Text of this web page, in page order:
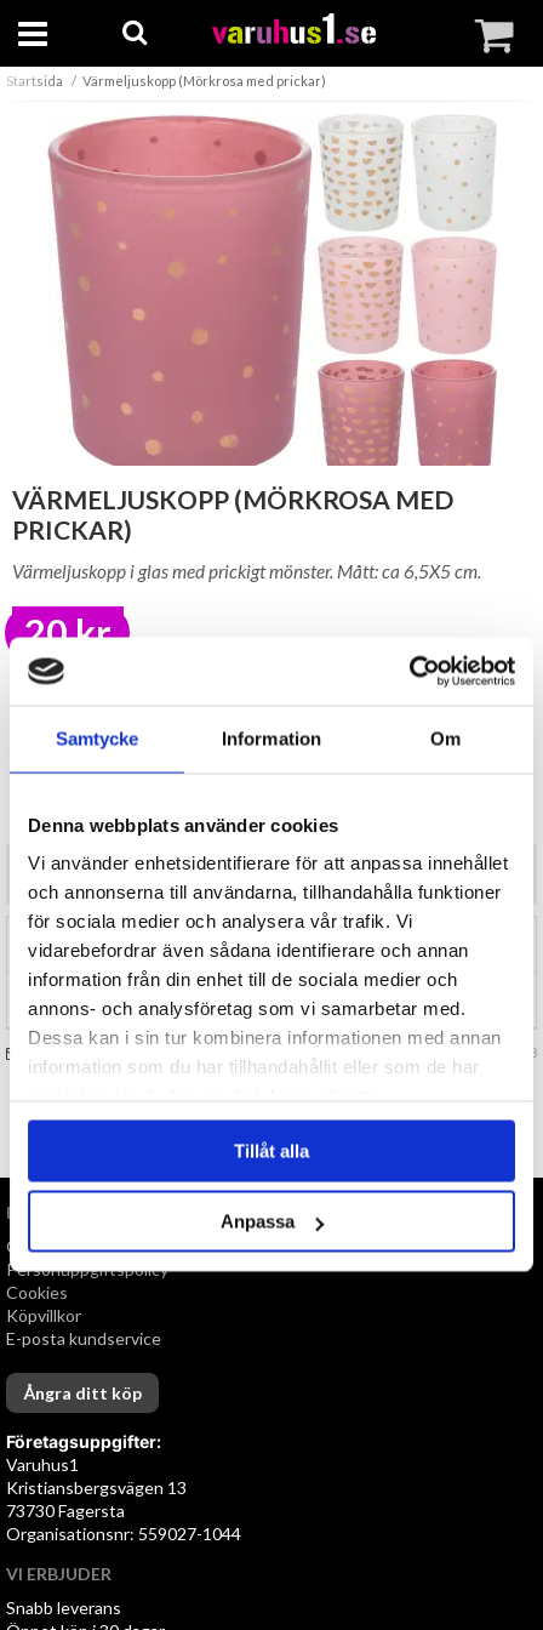
Samtycke Information Om
Denna webbplats använder cookies
Vi använder enhetsidentifierare för att anpassa innehållet
och annonserna till användarna, tillhandahålla funktioner
för sociala medier och analysera vår trafik. Vi
vidarebefordrar även sådana identifierare och annan
information från din enhet till de sociala medier och
annons- och analysföretag som vi samarbetar med.
Dessa kan i sin tur kombinera informationen med annan
information som du har tillhandahållit eller som de har
Tillåt alla
Anpassa
Startsida Värmeljuskopp (Mörkrosa med prickar)
VÄRMELJUSKOPP (MÖRKROSA MED
PRICKAR)
Värmeljuskopp i glas med prickigt mönster. Mått: ca 6,5X5 cm.
20 kr
ÖPPET KÖP I 30 DAGAR
BEVAKA
Preliminärt åter i lager: Okänt
Värmeljuskopp i glas med prickigt mönster. Mått: ca 6,5X5 cm.
RECENSIONER (0)
TIPSA
Art. nr 133818
INFORMATION
Om oss
Personuppgiftspolicy
Cookies
Köpvillkor
E-posta kundservice
Ångra ditt köp
Företagsuppgifter:
Varuhus1
Kristiansbergsvägen 13
73730 Fagersta
Organisationsnr: 559027-1044
VI ERBJUDER
Snabb leverans